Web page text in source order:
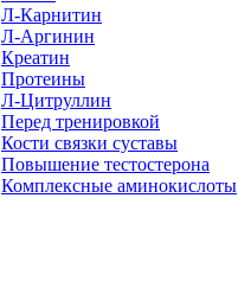
Л-Карнитин
Л-Аргинин
Креатин
Протеины
Л-Цитруллин
Перед тренировкой
Кости связки суставы
Повышение тестостерона
Комплексные аминокислоты